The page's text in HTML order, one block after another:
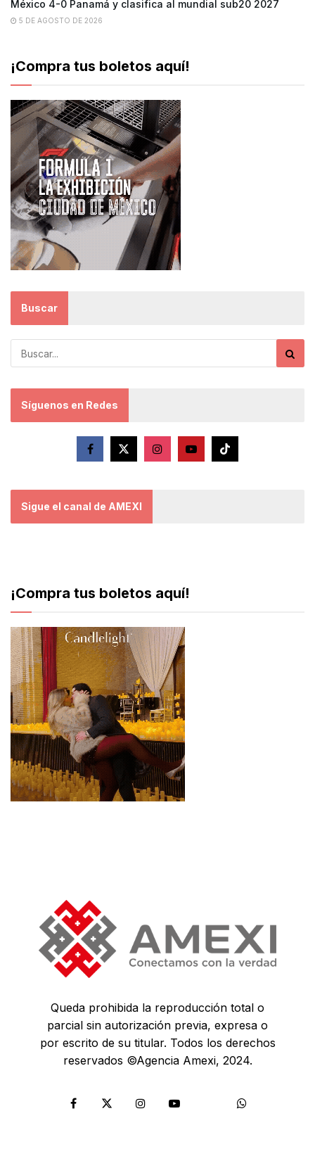
México 4-0 Panamá y clasifica al mundial sub20 2027
5 DE AGOSTO DE 2026
¡Compra tus boletos aquí!
Buscar
Síguenos en Redes
Sigue el canal de AMEXI
¡Compra tus boletos aquí!
Queda prohibida la reproducción total o
parcial sin autorización previa, expresa o
por escrito de su titular. Todos los derechos
reservados ©Agencia Amexi, 2024.